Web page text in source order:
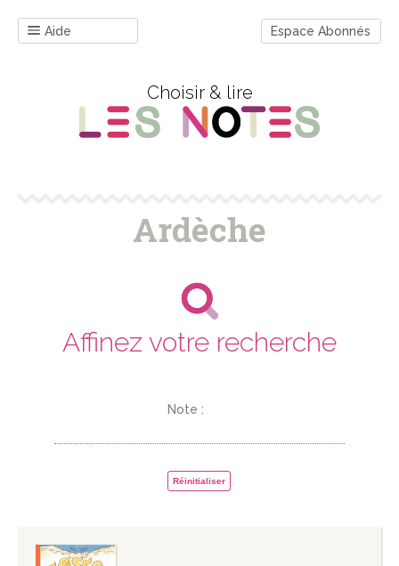
Aide Espace Abonnés
Choisir & lire
Ardèche
Affinez votre recherche
Note :
Réinitialiser